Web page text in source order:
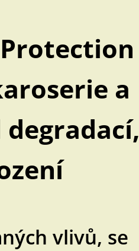
Protection
a
vlivů, se